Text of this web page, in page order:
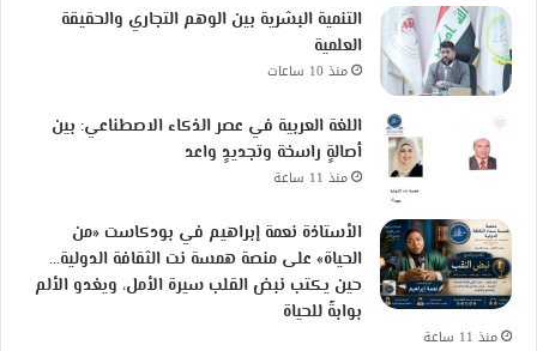
التنمية البشرية بين الوهم التجاري والحقيقة
العلمية
منذ 10 ساعات
اللغة العربية في عصر الذكاء الاصطناعي: بين
أصالةٍ راسخة وتجديدٍ واعد
منذ 11 ساعة
الأستاذة نعمة إبراهيم في بودكاست «من
الحياة» على منصة همسة نت الثقافة الدولية…
حين يكتب نبض القلب سيرة الأمل، ويغدو الألم
بوابةً للحياة
منذ 11 ساعة